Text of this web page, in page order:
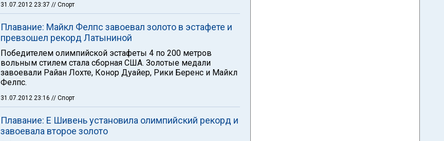
31.07.2012 23:37 // Спорт
Плавание: Майкл Фелпс завоевал золото в эстафете и
превзошел рекорд Латыниной
Победителем олимпийской эстафеты 4 по 200 метров
вольным стилем стала сборная США. Золотые медали
завоевали Райан Лохте, Конор Дуайер, Рики Беренс и Майкл
Фелпс.
31.07.2012 23:16 // Спорт
Плавание: Е Шивень установила олимпийский рекорд и
завоевала второе золото